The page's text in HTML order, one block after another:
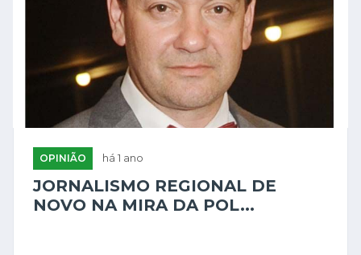
OPINIÃO há 1 ano
JORNALISMO REGIONAL DE
NOVO NA MIRA DA POL...